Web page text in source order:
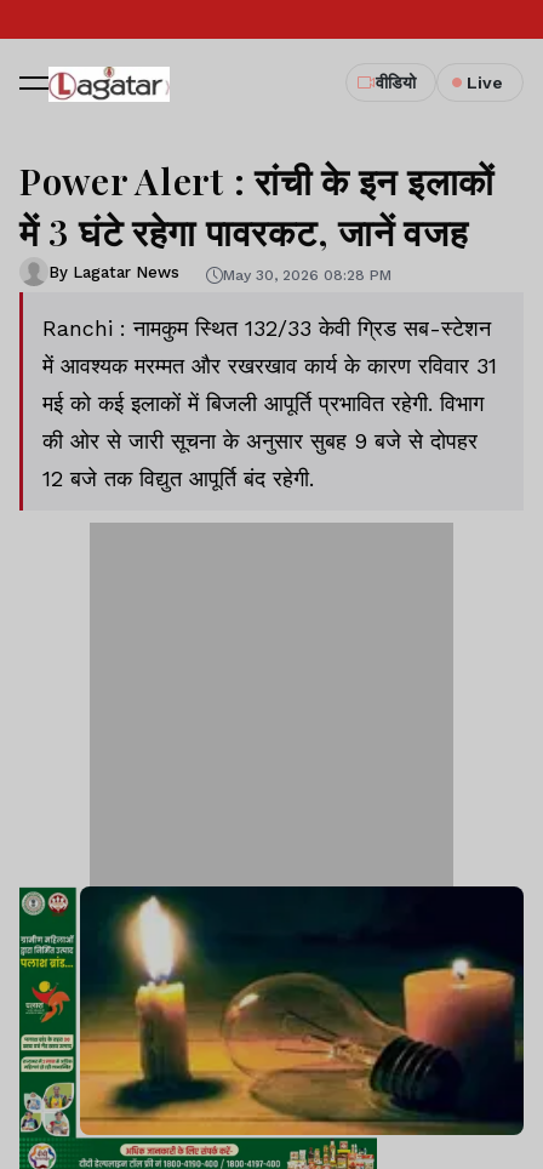
वीडियो Live
Power Alert : रांची के इन इलाकों
में 3 घंटे रहेगा पावरकट, जानें वजह
By Lagatar News May 30, 2026 08:28 PM
Ranchi : नामकुम स्थित 132/33 केवी ग्रिड सब-स्टेशन
में आवश्यक मरम्मत और रखरखाव कार्य के कारण रविवार 31
मई को कई इलाकों में बिजली आपूर्ति प्रभावित रहेगी. विभाग
की ओर से जारी सूचना के अनुसार सुबह 9 बजे से दोपहर
12 बजे तक विद्युत आपूर्ति बंद रहेगी.